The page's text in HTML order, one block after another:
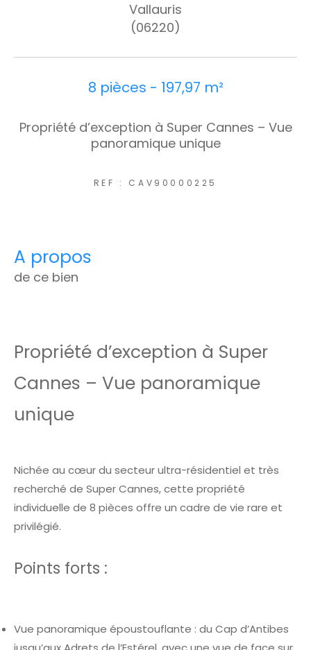
Vallauris
(06220)
8 pièces - 197,97 m²
Propriété d’exception à Super Cannes – Vue
panoramique unique
REF : CAV90000225
a propos
de ce bien
Propriété d’exception à Super
Cannes – Vue panoramique
unique
Nichée au cœur du secteur ultra-résidentiel et très
recherché de Super Cannes, cette propriété
individuelle de 8 pièces offre un cadre de vie rare et
privilégié.
Points forts :
Vue panoramique époustouflante : du Cap d’Antibes